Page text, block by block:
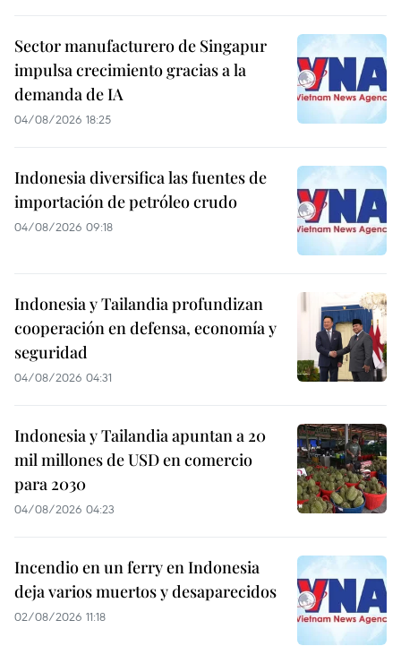
Sector manufacturero de Singapur
impulsa crecimiento gracias a la
demanda de IA
04/08/2026 18:25
Indonesia diversifica las fuentes de
importación de petróleo crudo
04/08/2026 09:18
Indonesia y Tailandia profundizan
cooperación en defensa, economía y
seguridad
04/08/2026 04:31
Indonesia y Tailandia apuntan a 20
mil millones de USD en comercio
para 2030
04/08/2026 04:23
Incendio en un ferry en Indonesia
deja varios muertos y desaparecidos
02/08/2026 11:18